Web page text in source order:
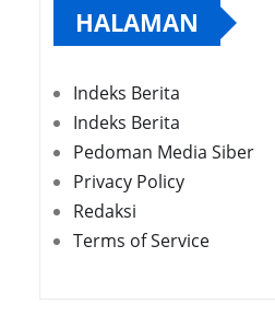
HALAMAN
Indeks Berita
Indeks Berita
Pedoman Media Siber
Privacy Policy
Redaksi
Terms of Service